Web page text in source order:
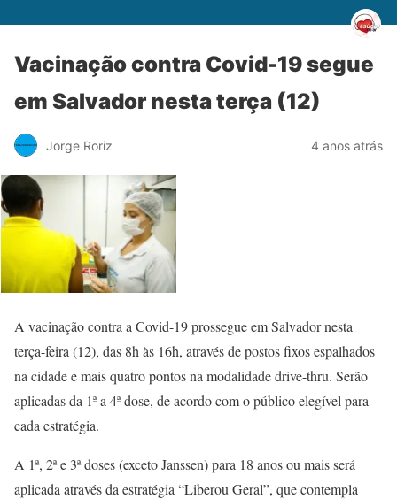
Vacinação contra Covid-19 segue
em Salvador nesta terça (12)
Jorge Roriz 4 anos atrás
A vacinação contra a Covid-19 prossegue em Salvador nesta
terça-feira (12), das 8h às 16h, através de postos fixos espalhados
na cidade e mais quatro pontos na modalidade drive-thru. Serão
aplicadas da 1ª a 4ª dose, de acordo com o público elegível para
cada estratégia.
A 1ª, 2ª e 3ª doses (exceto Janssen) para 18 anos ou mais será
aplicada através da estratégia “Liberou Geral”, que contempla